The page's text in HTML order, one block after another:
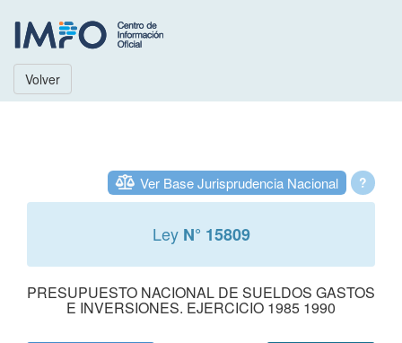
Volver
?
Ver Base Jurisprudencia Nacional
Ley N° 15809
PRESUPUESTO NACIONAL DE SUELDOS GASTOS
E INVERSIONES. EJERCICIO 1985 1990